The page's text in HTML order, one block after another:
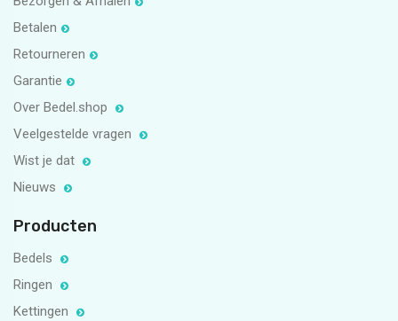
Betalen
Retourneren
Garantie
Over Bedel.shop
Veelgestelde vragen
Wist je dat
Nieuws
Producten
Bedels
Ringen
Kettingen